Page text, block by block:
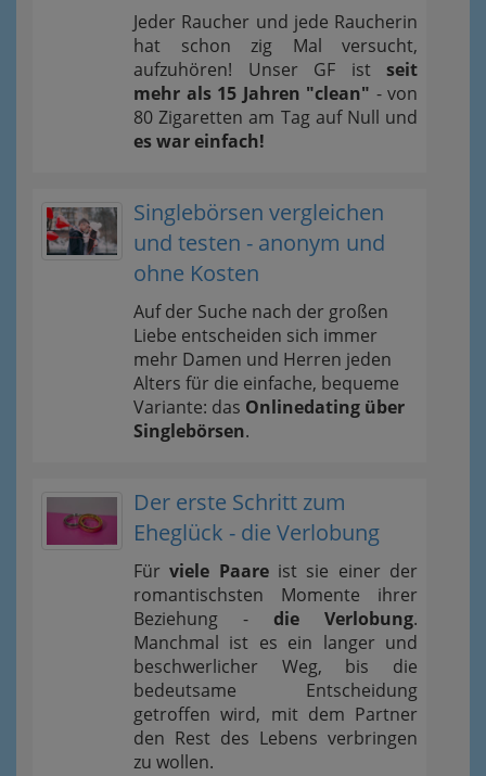
Jeder Raucher und jede Raucherin
hat schon zig Mal versucht,
aufzuhören! Unser GF ist seit
mehr als 15 Jahren "clean" - von
80 Zigaretten am Tag auf Null und
es war einfach!
Singlebörsen vergleichen
und testen - anonym und
ohne Kosten
Auf der Suche nach der großen
Liebe entscheiden sich immer
mehr Damen und Herren jeden
Alters für die einfache, bequeme
Variante: das Onlinedating über
Singlebörsen.
Der erste Schritt zum
Eheglück - die Verlobung
Fürviele Paareist sie einer der
romantischsten Momente ihrer
Beziehung - die Verlobung.
Manchmal ist es ein langer und
beschwerlicher Weg, bis die
bedeutsame Entscheidung
getroffen wird, mit dem Partner
den Rest des Lebens verbringen
zu wollen.